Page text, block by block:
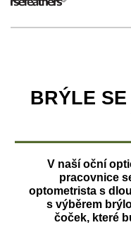
BRÝLE
V naší oční
pracovnice
optometrista s
s výběrem
čoček, které